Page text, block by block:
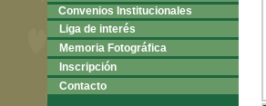
Convenios Institucionales
Liga de interés
Memoria Fotográfica
Inscripción
Contacto